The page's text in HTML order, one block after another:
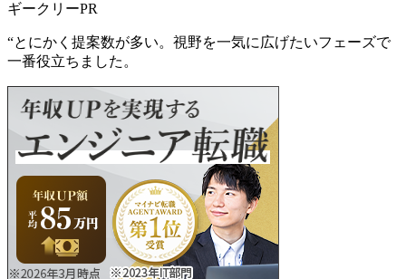
ギークリーPR
“とにかく提案数が多い。視野を一気に広げたいフェーズで
一番役立ちました。